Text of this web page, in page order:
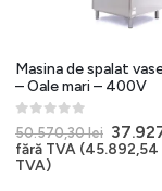
Masina de spalat
– Oale mari – 400V
0out of 5
50.570,30lei Prețul
inițial
fără TVA (45.892,54
TVA)